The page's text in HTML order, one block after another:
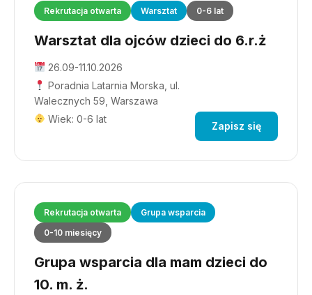
Rekrutacja otwarta Warsztat 0-6 lat
Warsztat dla ojców dzieci do 6.r.ż
26.09-11.10.2026
Poradnia Latarnia Morska, ul.
Walecznych 59, Warszawa
Wiek: 0-6 lat
Zapisz się
Rekrutacja otwarta
Grupa wsparcia
0-10 miesięcy
Grupa wsparcia dla mam dzieci do
10. m. ż.